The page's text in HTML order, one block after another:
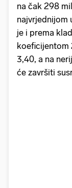
na čak 298
najvrjednijom
je i prema
koeficijentom
3,40, a na
će završiti